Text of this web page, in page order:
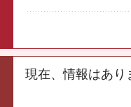
現在、情報はあり